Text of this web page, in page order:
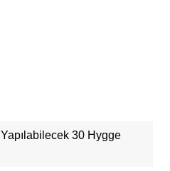
Yapılabilecek 30 Hygge